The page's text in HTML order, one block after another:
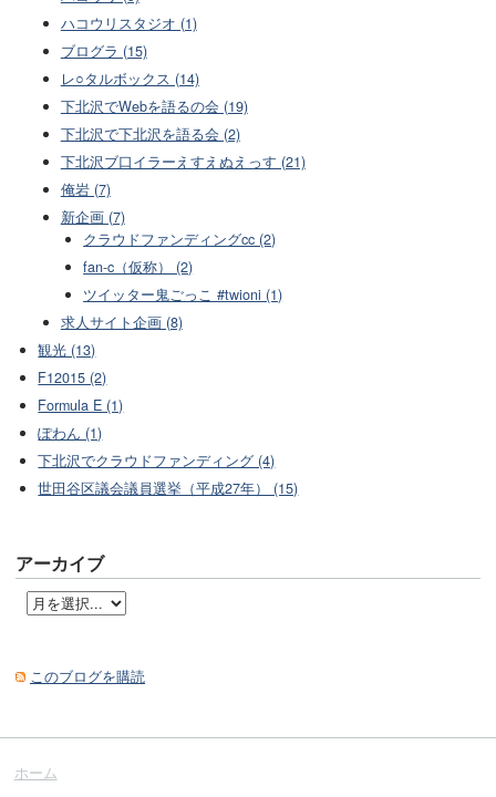
ハコウリスタジオ (1)
ブログラ (15)
レ○タルボックス (14)
下北沢でWebを語るの会 (19)
下北沢で下北沢を語る会 (2)
下北沢ブ口イラーえすえぬえっす (21)
俺岩 (7)
新企画 (7)
クラウドファンディングcc (2)
fan-c（仮称） (2)
ツイッター鬼ごっこ #twioni (1)
求人サイト企画 (8)
観光 (13)
F12015 (2)
Formula E (1)
ぽわん (1)
下北沢でクラウドファンディング (4)
世田谷区議会議員選挙（平成27年） (15)
アーカイブ
このブログを購読
ホーム